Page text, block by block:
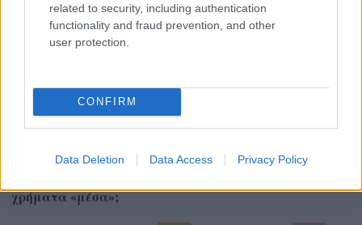
related to security, including authentication
functionality and fraud prevention, and other
user protection.
CONFIRM
Data Deletion Data Access Privacy Policy
χρήματα «μέσα»;